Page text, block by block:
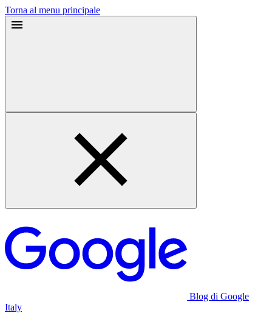
Torna al menu principale
Blog di Google
Italy